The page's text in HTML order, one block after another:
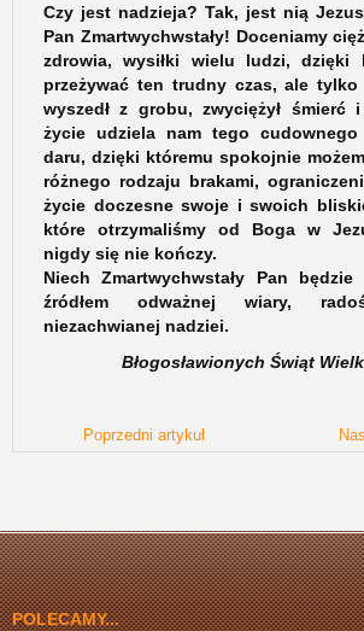
Czy jest nadzieja? Tak, jest nią
Pan Zmartwychwstały! Doceniamy
zdrowia, wysiłki wielu ludzi, dzięki
przeżywać ten trudny czas, ale
wyszedł z grobu, zwyciężył śmierć i
życie udziela nam tego cudownego
daru, dzięki któremu spokojnie
różnego rodzaju brakami,
życie doczesne swoje i swoich
które otrzymaliśmy od Boga w
nigdy się nie kończy.
Niech Zmartwychwstały Pan
źródłem odważnej wiary,
niezachwianej nadziei.
Błogosławionych Świąt
Poprzedni artykuł
POLECAMY...